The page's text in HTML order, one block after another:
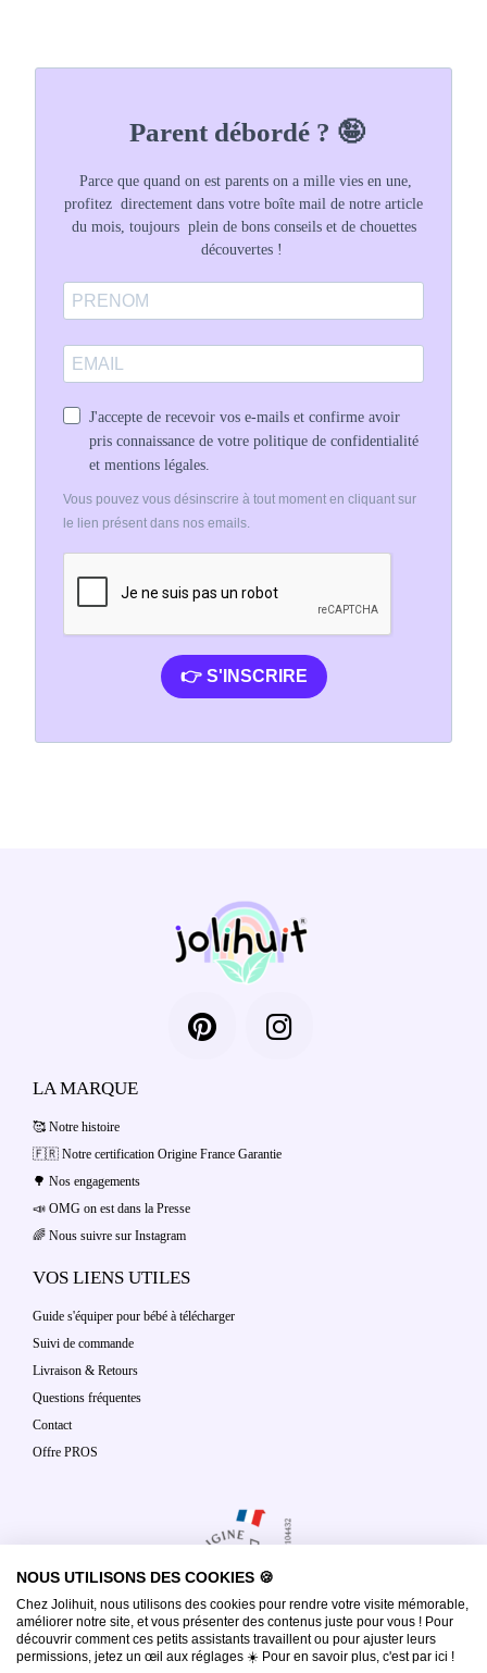
Parent débordé ? 🤪
Parce que quand on est parents on a mille vies en une,
profitez directement dans votre boîte mail de notre article
du mois, toujours plein de bons conseils et de chouettes
découvertes !
J'accepte de recevoir vos e-mails et confirme avoir
pris connaissance de votre politique de confidentialité
et mentions légales.
Vous pouvez vous désinscrire à tout moment en cliquant sur
le lien présent dans nos emails.
👉 S'INSCRIRE
LA MARQUE
🥰 Notre histoire
🇫🇷 Notre certification Origine France Garantie
🌳 Nos engagements
📣 OMG on est dans la Presse
🌈 Nous suivre sur Instagram
VOS LIENS UTILES
Guide s'équiper pour bébé à télécharger
Suivi de commande
Livraison & Retours
Questions fréquentes
Contact
Offre PROS
NOUS UTILISONS DES COOKIES 🍪
Chez Jolihuit, nous utilisons des cookies pour rendre votre visite mémorable,
améliorer notre site, et vous présenter des contenus juste pour vous ! Pour
découvrir comment ces petits assistants travaillent ou pour ajuster leurs
permissions, jetez un œil aux réglages ☀️ Pour en savoir plus, c'est par ici !